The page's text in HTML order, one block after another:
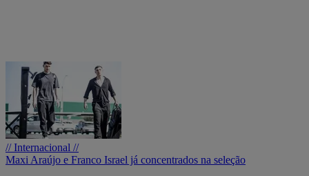
// Internacional //
Maxi Araújo e Franco Israel já concentrados na seleção